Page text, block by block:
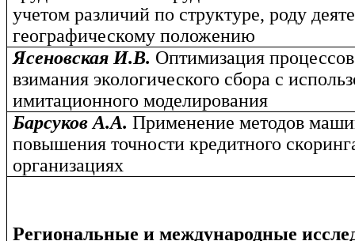
учетом различий по структуре, роду
географическому положению
Ясеновская И.В. Оптимизация
взимания экологического сбора с
имитационного моделирования
Барсуков А.А.Применение методов
повышения точности кредитного
организациях
Региональные и международные